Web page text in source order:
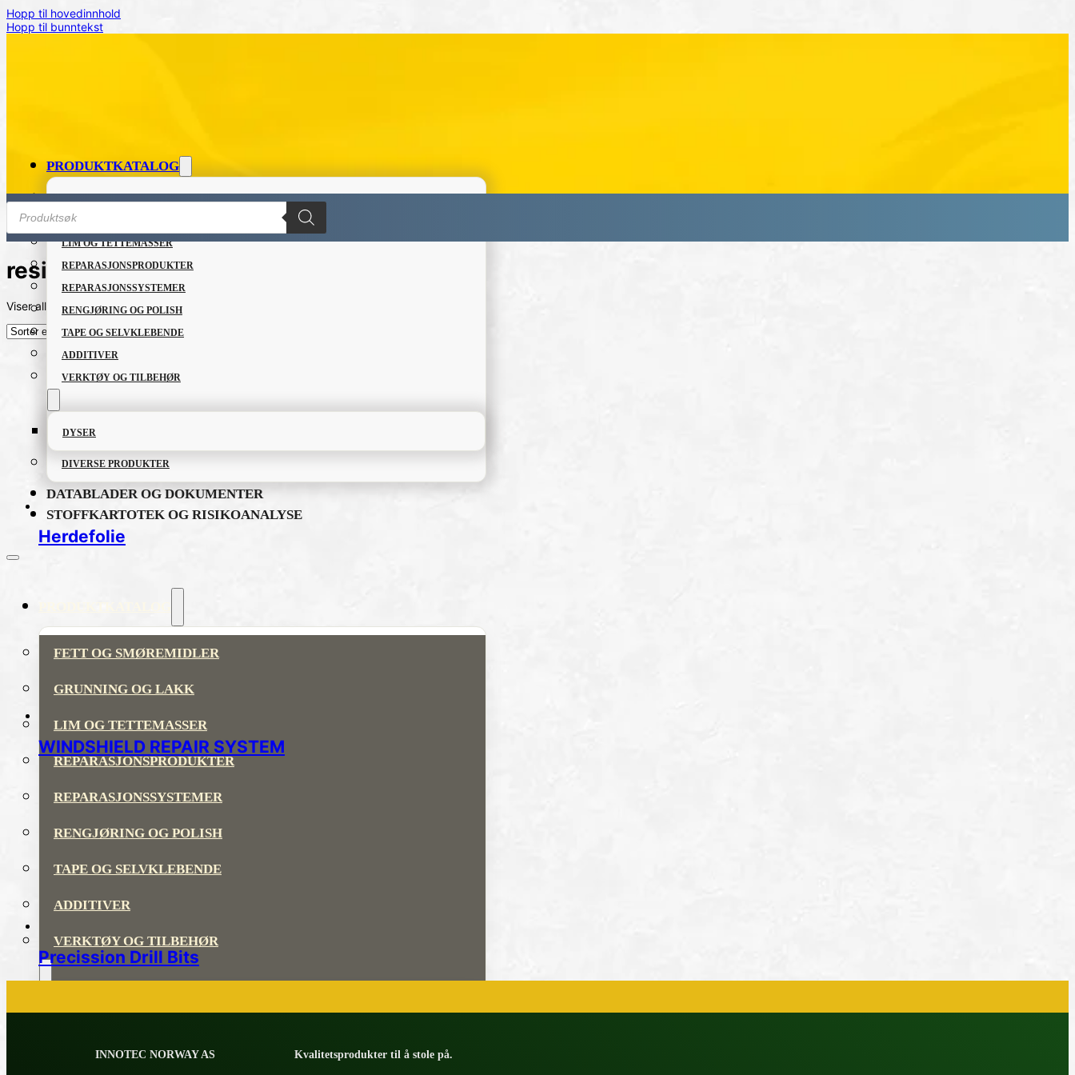
Hopp til hovedinnhold
Hopp til bunntekst
PRODUKTKATALOG
GRUNNING OG LAKK
LIM OG TETTEMASSER
REPARASJONSPRODUKTER
REPARASJONSSYSTEMER
RENGJØRING OG POLISH
TAPE OG SELVKLEBENDE
ADDITIVER
VERKTØY OG TILBEHØR
DYSER
DIVERSE PRODUKTER
DATABLADER OG DOKUMENTER
STOFFKARTOTEK OG RISIKOANALYSE
FETT OG SMØREMIDLER
GRUNNING OG LAKK
LIM OG TETTEMASSER
REPARASJONSPRODUKTER
REPARASJONSSYSTEMER
RENGJØRING OG POLISH
TAPE OG SELVKLEBENDE
ADDITIVER
VERKTØY OG TILBEHØR
DYSER
DIVERSE PRODUKTER
Products
search
resin
Viser alle 3 resultaterSortert
etter
nyeste
Herdefolie
WINDSHIELD REPAIR SYSTEM
Precission Drill Bits
INNOTEC NORWAY AS Kvalitetsprodukter til å stole på.